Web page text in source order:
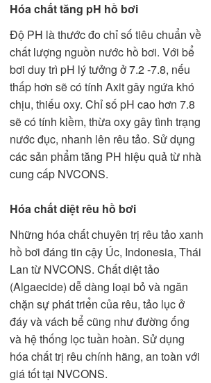
Hóa chất tăng pH hồ bơi
Độ PH là thước đo chỉ số tiêu chuẩn về
chất lượng nguồn nước hồ bơi. Với bể
bơi duy trì pH lý tưởng ở 7.2 -7.8, nếu
thấp hơn sẽ có tính Axit gây ngứa khó
chịu, thiếu oxy. Chỉ số pH cao hơn 7.8
sẽ có tính kiềm, thừa oxy gây tình trạng
nước đục, nhanh lên rêu tảo. Sử dụng
các sản phẩm tăng PH hiệu quả từ nhà
cung cấp NVCONS.
Hóa chất diệt rêu hồ bơi
Những hóa chất chuyên trị rêu tảo xanh
hồ bơi đáng tin cậy Úc, Indonesia, Thái
Lan từ NVCONS. Chất diệt tảo
(Algaecide) dễ dàng loại bỏ và ngăn
chặn sự phát triển của rêu, tảo lục ở
đáy và vách bể cũng như đường ống
và hệ thống lọc tuần hoàn. Sử dụng
hóa chất trị rêu chính hãng, an toàn với
giá tốt tại NVCONS.